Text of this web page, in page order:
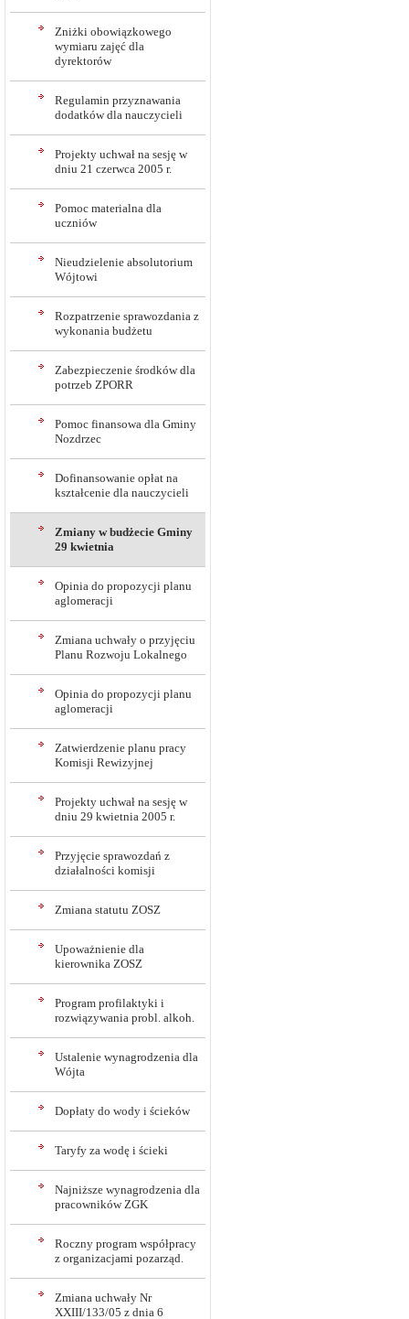
Zniżki obowiązkowego
wymiaru zajęć dla
dyrektorów
Regulamin przyznawania
dodatków dla nauczycieli
Projekty uchwał na sesję w
dniu 21 czerwca 2005 r.
Pomoc materialna dla
uczniów
Nieudzielenie absolutorium
Wójtowi
Rozpatrzenie sprawozdania z
wykonania budżetu
Zabezpieczenie środków dla
potrzeb ZPORR
Pomoc finansowa dla Gminy
Nozdrzec
Dofinansowanie opłat na
kształcenie dla nauczycieli
Zmiany w budżecie Gminy
29 kwietnia
Opinia do propozycji planu
aglomeracji
Zmiana uchwały o przyjęciu
Planu Rozwoju Lokalnego
Opinia do propozycji planu
aglomeracji
Zatwierdzenie planu pracy
Komisji Rewizyjnej
Projekty uchwał na sesję w
dniu 29 kwietnia 2005 r.
Przyjęcie sprawozdań z
działalności komisji
Zmiana statutu ZOSZ
Upoważnienie dla
kierownika ZOSZ
Program profilaktyki i
rozwiązywania probl. alkoh.
Ustalenie wynagrodzenia dla
Wójta
Dopłaty do wody i ścieków
Taryfy za wodę i ścieki
Najniższe wynagrodzenia dla
pracowników ZGK
Roczny program współpracy
z organizacjami pozarząd.
Zmiana uchwały Nr
XXIII/133/05 z dnia 6